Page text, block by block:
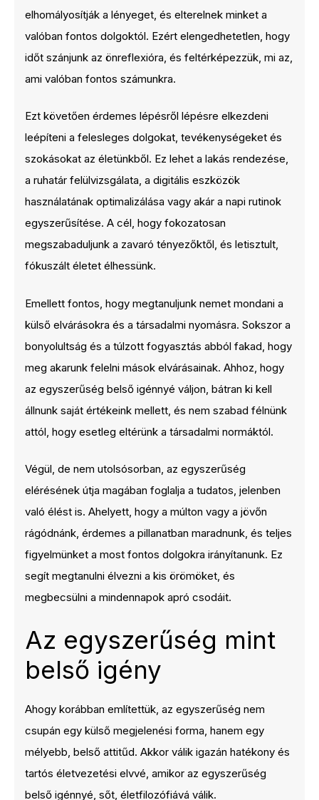
elhomályosítják a lényeget, és elterelnek minket a
valóban fontos dolgoktól. Ezért elengedhetetlen, hogy
időt szánjunk az önreflexióra, és feltérképezzük, mi az,
ami valóban fontos számunkra.
Ezt követően érdemes lépésről lépésre elkezdeni
leépíteni a felesleges dolgokat, tevékenységeket és
szokásokat az életünkből. Ez lehet a lakás rendezése,
a ruhatár felülvizsgálata, a digitális eszközök
használatának optimalizálása vagy akár a napi rutinok
egyszerűsítése. A cél, hogy fokozatosan
megszabaduljunk a zavaró tényezőktől, és letisztult,
fókuszált életet élhessünk.
Emellett fontos, hogy megtanuljunk nemet mondani a
külső elvárásokra és a társadalmi nyomásra. Sokszor a
bonyolultság és a túlzott fogyasztás abból fakad, hogy
meg akarunk felelni mások elvárásainak. Ahhoz, hogy
az egyszerűség belső igénnyé váljon, bátran ki kell
állnunk saját értékeink mellett, és nem szabad félnünk
attól, hogy esetleg eltérünk a társadalmi normáktól.
Végül, de nem utolsósorban, az egyszerűség
elérésének útja magában foglalja a tudatos, jelenben
való élést is. Ahelyett, hogy a múlton vagy a jövőn
rágódnánk, érdemes a pillanatban maradnunk, és teljes
figyelmünket a most fontos dolgokra irányítanunk. Ez
segít megtanulni élvezni a kis örömöket, és
megbecsülni a mindennapok apró csodáit.
Az egyszerűség mint
belső igény
Ahogy korábban említettük, az egyszerűség nem
csupán egy külső megjelenési forma, hanem egy
mélyebb, belső attitűd. Akkor válik igazán hatékony és
tartós életvezetési elvvé, amikor az egyszerűség
belső igénnyé, sőt, életfilozófiává válik.